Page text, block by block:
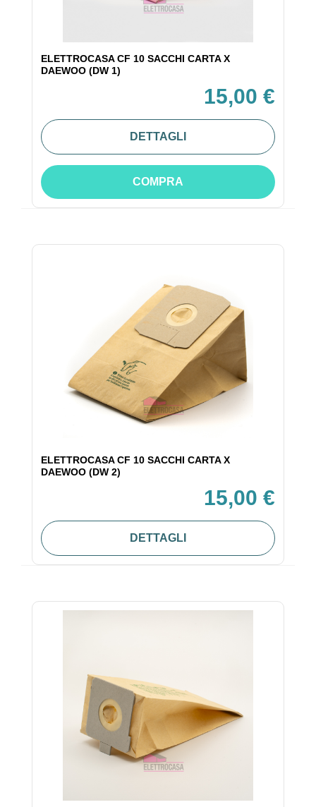
ELETTROCASA CF 10 SACCHI CARTA X
DAEWOO (DW 1)
15,00 €
DETTAGLI
COMPRA
ELETTROCASA CF 10 SACCHI CARTA X
DAEWOO (DW 2)
15,00 €
DETTAGLI